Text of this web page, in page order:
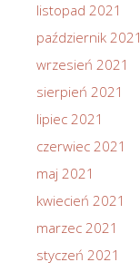
listopad 2021
październik 2021
wrzesień 2021
sierpień 2021
lipiec 2021
czerwiec 2021
maj 2021
kwiecień 2021
marzec 2021
styczeń 2021